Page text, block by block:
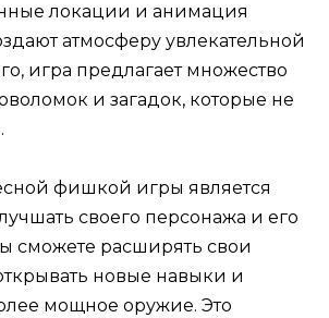
локации и анимация
атмосферу увлекательной
игра предлагает множество
и загадок, которые не
фишкой игры является
своего персонажа и его
сможете расширять свои
новые навыки и
мощное оружие. Это